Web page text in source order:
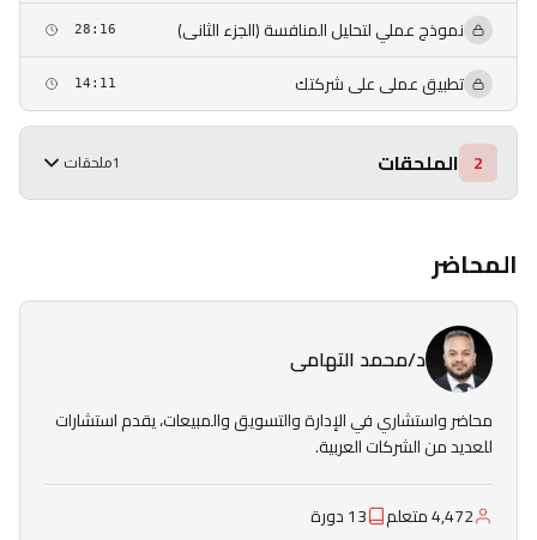
نموذج عملي لتحليل المنافسة (الجزء الثانى) 28:16
تطبيق عملى على شركتك 14:11
2 الملحقات 1 ملحقات
المحاضر
د/محمد التهامى
محاضر واستشاري في الإدارة والتسويق والمبيعات، يقدم استشارات
للعديد من الشركات العربية.
4,472 متعلم 13 دورة